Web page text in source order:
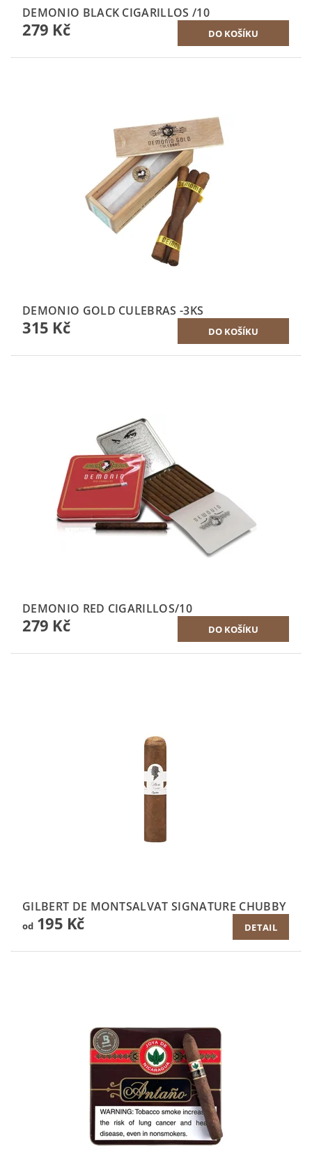
DEMONIO BLACK CIGARILLOS /10
279 Kč
DEMONIO GOLD CULEBRAS -3KS
315 Kč
DEMONIO RED CIGARILLOS/10
279 Kč
GILBERT DE MONTSALVAT SIGNATURE CHUBBY
od195 Kč DETAIL